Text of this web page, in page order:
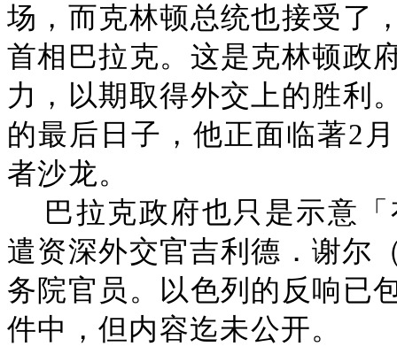
场，而克林顿总统也接受了
首相巴拉克。这是克林顿政
力，以期取得外交上的胜利
的最后日子，他正面临著2
者沙龙。
巴拉克政府也只是示意
遣资深外交官吉利德．谢尔
务院官员。以色列的反响已
件中，但内容迄未公开。